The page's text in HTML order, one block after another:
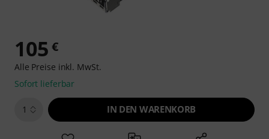
105 €
Alle Preise inkl. MwSt.
Sofort lieferbar
1 IN DEN WARENKORB